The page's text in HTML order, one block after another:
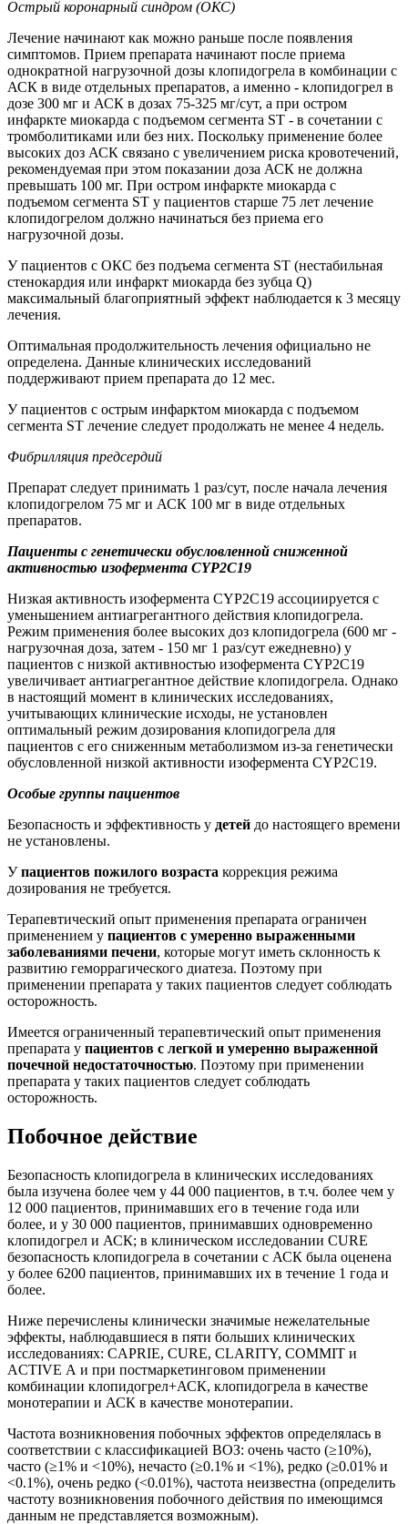
Острый коронарный синдром (ОКС)
Лечение начинают как можно раньше после появления
симптомов. Прием препарата начинают после приема
однократной нагрузочной дозы клопидогрела в комбинации с
АСК в виде отдельных препаратов, а именно - клопидогрел в
дозе 300 мг и АСК в дозах 75-325 мг/сут, а при остром
инфаркте миокарда с подъемом сегмента ST - в сочетании с
тромболитиками или без них. Поскольку применение более
высоких доз АСК связано с увеличением риска кровотечений,
рекомендуемая при этом показании доза АСК не должна
превышать 100 мг. При остром инфаркте миокарда с
подъемом сегмента ST у пациентов старше 75 лет лечение
клопидогрелом должно начинаться без приема его
нагрузочной дозы.
У пациентов с ОКС без подъема сегмента ST (нестабильная
стенокардия или инфаркт миокарда без зубца Q)
максимальный благоприятный эффект наблюдается к 3 месяцу
лечения.
Оптимальная продолжительность лечения официально не
определена. Данные клинических исследований
поддерживают прием препарата до 12 мес.
У пациентов с острым инфарктом миокарда с подъемом
сегмента ST лечение следует продолжать не менее 4 недель.
Фибрилляция предсердий
Препарат следует принимать 1 раз/сут, после начала лечения
клопидогрелом 75 мг и АСК 100 мг в виде отдельных
препаратов.
Пациенты с генетически обусловленной сниженной
активностью изофермента СYР2С19
Низкая активность изофермента CYP2C19 ассоциируется с
уменьшением антиагрегантного действия клопидогрела.
Режим применения более высоких доз клопидогрела (600 мг -
нагрузочная доза, затем - 150 мг 1 раз/сут ежедневно) у
пациентов с низкой активностью изофермента CYP2C19
увеличивает антиагрегантное действие клопидогрела. Однако
в настоящий момент в клинических исследованиях,
учитывающих клинические исходы, не установлен
оптимальный режим дозирования клопидогрела для
пациентов с его сниженным метаболизмом из-за генетически
обусловленной низкой активности изофермента CYP2C19.
Особые группы пациентов
Безопасность и эффективность у детей до настоящего времени
не установлены.
Упациентов пожилого возраста коррекция режима
дозирования не требуется.
Терапевтический опыт применения препарата ограничен
применением у пациентов с умеренно выраженными
заболеваниями печени, которые могут иметь склонность к
развитию геморрагического диатеза. Поэтому при
применении препарата у таких пациентов следует соблюдать
осторожность.
Имеется ограниченный терапевтический опыт применения
препарата у пациентов с легкой и умеренно выраженной
почечной недостаточностью. Поэтому при применении
препарата у таких пациентов следует соблюдать
осторожность.
Побочное действие
Безопасность клопидогрела в клинических исследованиях
была изучена более чем у 44 000 пациентов, в т.ч. более чем у
12 000 пациентов, принимавших его в течение года или
более, и у 30 000 пациентов, принимавших одновременно
клопидогрел и АСК; в клиническом исследовании CURE
безопасность клопидогрела в сочетании с АСК была оценена
у более 6200 пациентов, принимавших их в течение 1 года и
более.
Ниже перечислены клинически значимые нежелательные
эффекты, наблюдавшиеся в пяти больших клинических
исследованиях: CAPRIE, CURE, CLARITY, COMMIT и
ACTIVE А и при постмаркетинговом применении
комбинации клопидогрел+АСК, клопидогрела в качестве
монотерапии и АСК в качестве монотерапии.
Частота возникновения побочных эффектов определялась в
соответствии с классификацией ВОЗ: очень часто (≥10%),
часто (≥1% и <10%), нечасто (≥0.1% и <1%), редко (≥0.01% и
<0.1%), очень редко (<0.01%), частота неизвестна (определить
частоту возникновения побочного действия по имеющимся
данным не представляется возможным).